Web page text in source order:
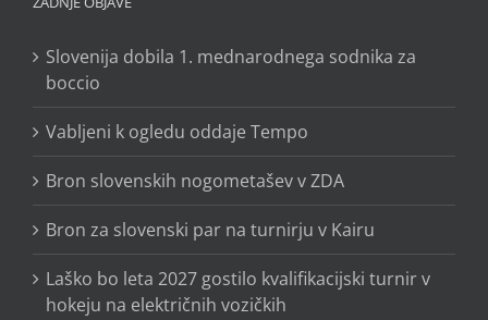
Slovenija dobila 1. mednarodnega sodnika za
boccio
Vabljeni k ogledu oddaje Tempo
Bron slovenskih nogometašev v ZDA
Bron za slovenski par na turnirju v Kairu
Laško bo leta 2027 gostilo kvalifikacijski turnir v
hokeju na električnih vozičkih